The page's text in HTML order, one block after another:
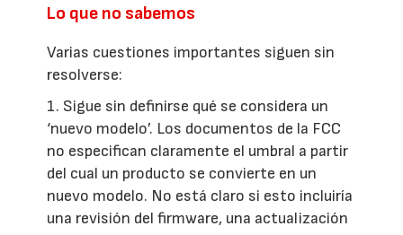
Lo que no sabemos
Varias cuestiones importantes siguen sin
resolverse:
1. Sigue sin definirse qué se considera un
‘nuevo modelo’. Los documentos de la FCC
no especifican claramente el umbral a partir
del cual un producto se convierte en un
nuevo modelo. No está claro si esto incluiría
una revisión del firmware, una actualización